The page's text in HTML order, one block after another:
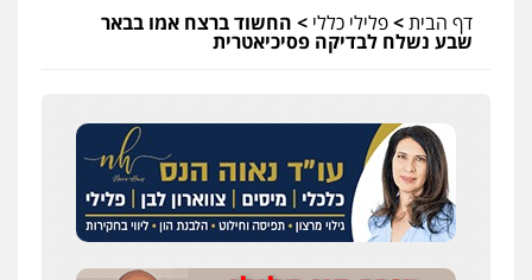
דף הבית>פלילי כללי > החשוד ברצח אמו בבאר
שבע נשלח לבדיקה פסיכיאטרית